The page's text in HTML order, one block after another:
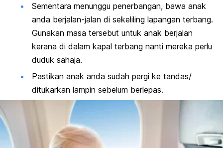
Sementara menunggu penerbangan, bawa anak
anda berjalan-jalan di sekeliling lapangan terbang.
Gunakan masa tersebut untuk anak berjalan
kerana di dalam kapal terbang nanti mereka perlu
duduk sahaja.
Pastikan anak anda sudah pergi ke tandas/
ditukarkan lampin sebelum berlepas.